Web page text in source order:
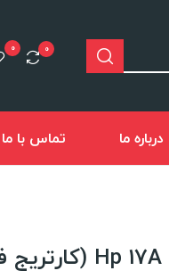
0
0
درباره ما تماس با ما